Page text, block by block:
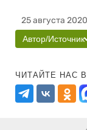
25 августа 2020
Автор/Источник
ЧИТАЙТЕ НАС